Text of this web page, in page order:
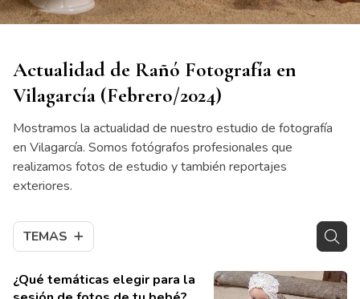
Actualidad de Rañó Fotografía en
Vilagarcía (Febrero/2024)
Mostramos la actualidad de nuestro estudio de fotografía
en Vilagarcía. Somos fotógrafos profesionales que
realizamos fotos de estudio y también reportajes
exteriores.
TEMAS
¿Qué temáticas elegir para la